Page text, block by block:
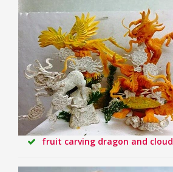
fruit carving dragon and cloud